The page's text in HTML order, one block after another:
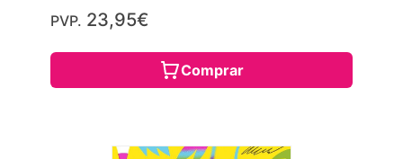
PVP. 23,95€
Comprar